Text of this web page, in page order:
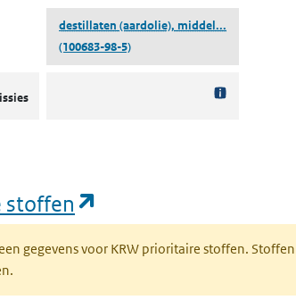
destillaten (aardolie), middel...
(100683-98-5)
stoffen
gegevens voor KRW prioritaire stoffen.